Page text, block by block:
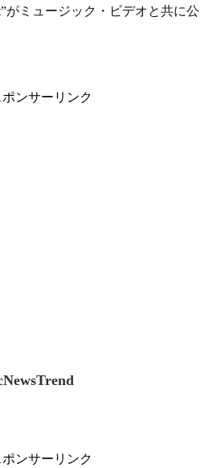
がミュージック・ビデオと共に公
ポンサーリンク
ポンサーリンク